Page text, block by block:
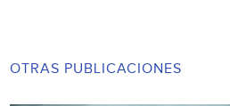
OTRAS PUBLICACIONES